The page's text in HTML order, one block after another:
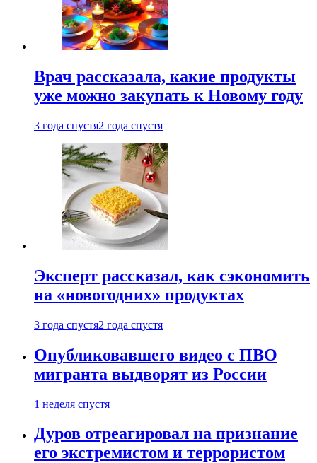
Врач рассказала, какие продукты
уже можно закупать к Новому году
3 года спустя2 года спустя
Эксперт рассказал, как сэкономить
на «новогодних» продуктах
3 года спустя2 года спустя
Опубликовавшего видео с ПВО
мигранта выдворят из России
1 неделя спустя
Дуров отреагировал на признание
его экстремистом и террористом